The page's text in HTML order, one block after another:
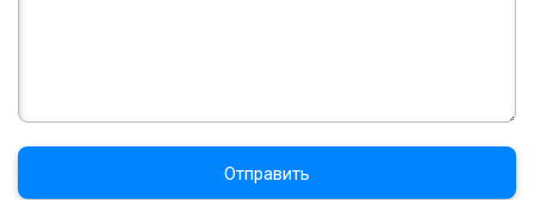
Отправить